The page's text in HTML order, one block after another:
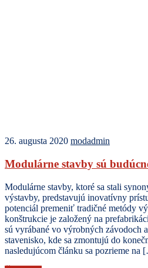
26. augusta 2020 modadmin
Modulárne stavby sú
Modulárne stavby, ktoré sa stali
výstavby, predstavujú inovatívny
potenciál premeniť tradičné metódy
konštrukcie je založený na
sú vyrábané vo výrobných závodoch
stavenisko, kde sa zmontujú do
nasledujúcom článku sa pozrieme na